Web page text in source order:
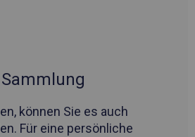
können Sie es auch
Für eine persönliche